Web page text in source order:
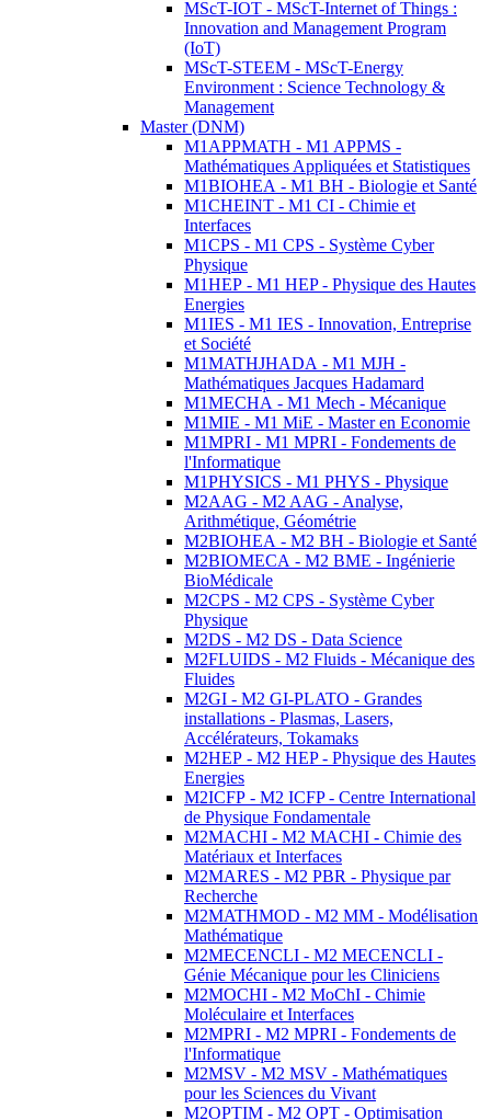
MScT-IOT - MScT-Internet of Things :
Innovation and Management Program
(IoT)
MScT-STEEM - MScT-Energy
Environment : Science Technology &
Management
Master (DNM)
M1APPMATH - M1 APPMS -
Mathématiques Appliquées et Statistiques
M1BIOHEA - M1 BH - Biologie et Santé
M1CHEINT - M1 CI - Chimie et
Interfaces
M1CPS - M1 CPS - Système Cyber
Physique
M1HEP - M1 HEP - Physique des Hautes
Energies
M1IES - M1 IES - Innovation, Entreprise
et Société
M1MATHJHADA - M1 MJH -
Mathématiques Jacques Hadamard
M1MECHA - M1 Mech - Mécanique
M1MIE - M1 MiE - Master en Economie
M1MPRI - M1 MPRI - Fondements de
l'Informatique
M1PHYSICS - M1 PHYS - Physique
M2AAG - M2 AAG - Analyse,
Arithmétique, Géométrie
M2BIOHEA - M2 BH - Biologie et Santé
M2BIOMECA - M2 BME - Ingénierie
BioMédicale
M2CPS - M2 CPS - Système Cyber
Physique
M2DS - M2 DS - Data Science
M2FLUIDS - M2 Fluids - Mécanique des
Fluides
M2GI - M2 GI-PLATO - Grandes
installations - Plasmas, Lasers,
Accélérateurs, Tokamaks
M2HEP - M2 HEP - Physique des Hautes
Energies
M2ICFP - M2 ICFP - Centre International
de Physique Fondamentale
M2MACHI - M2 MACHI - Chimie des
Matériaux et Interfaces
M2MARES - M2 PBR - Physique par
Recherche
M2MATHMOD - M2 MM - Modélisation
Mathématique
M2MECENCLI - M2 MECENCLI -
Génie Mécanique pour les Cliniciens
M2MOCHI - M2 MoChI - Chimie
Moléculaire et Interfaces
M2MPRI - M2 MPRI - Fondements de
l'Informatique
M2MSV - M2 MSV - Mathématiques
pour les Sciences du Vivant
M2OPTIM - M2 OPT - Optimisation